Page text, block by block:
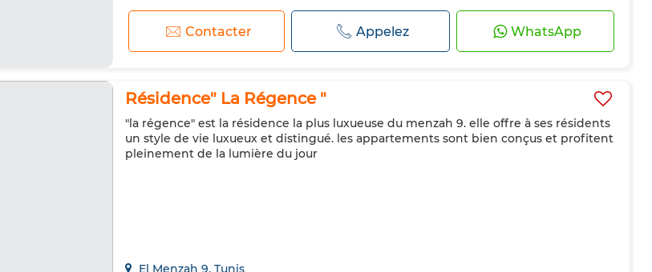
Contacter Appelez WhatsApp
Résidence" La Régence "
"la régence" est la résidence la plus luxueuse du menzah 9. elle offre à ses résidents
un style de vie luxueux et distingué. les appartements sont bien conçus et profitent
pleinement de la lumière du jour
El Menzah 9, Tunis